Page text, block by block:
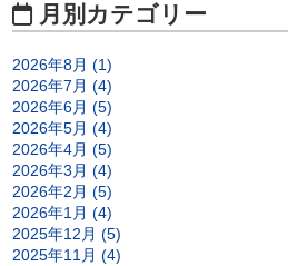
月別カテゴリー
2026年8月 (1)
2026年7月 (4)
2026年6月 (5)
2026年5月 (4)
2026年4月 (5)
2026年3月 (4)
2026年2月 (5)
2026年1月 (4)
2025年12月 (5)
2025年11月 (4)